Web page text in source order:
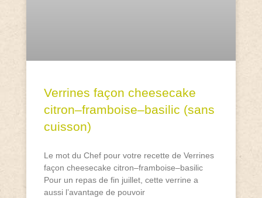
Verrines façon cheesecake
citron–framboise–basilic (sans
cuisson)
Le mot du Chef pour votre recette de Verrines
façon cheesecake citron–framboise–basilic
Pour un repas de fin juillet, cette verrine a
aussi l’avantage de pouvoir